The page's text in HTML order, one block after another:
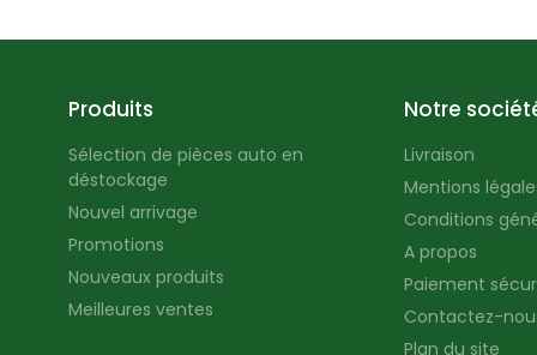
Produits
Sélection de pièces auto en
déstockage
Nouvel arrivage
Promotions
Nouveaux produits
Meilleures ventes
Notre
Livraison
Mentions
Conditions
A propos
Paiement
Contactez-
Plan du site